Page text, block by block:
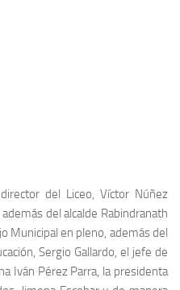
del Liceo, Víctor Núñez
del alcalde Rabindranath
Municipal en pleno, además del
Sergio Gallardo, el jefe de
Iván Pérez Parra, la presidenta